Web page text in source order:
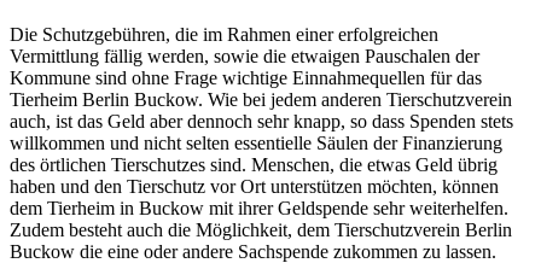
Die Schutzgebühren, die im Rahmen einer erfolgreichen
Vermittlung fällig werden, sowie die etwaigen Pauschalen der
Kommune sind ohne Frage wichtige Einnahmequellen für das
Tierheim Berlin Buckow. Wie bei jedem anderen Tierschutzverein
auch, ist das Geld aber dennoch sehr knapp, so dass Spenden stets
willkommen und nicht selten essentielle Säulen der Finanzierung
des örtlichen Tierschutzes sind. Menschen, die etwas Geld übrig
haben und den Tierschutz vor Ort unterstützen möchten, können
dem Tierheim in Buckow mit ihrer Geldspende sehr weiterhelfen.
Zudem besteht auch die Möglichkeit, dem Tierschutzverein Berlin
Buckow die eine oder andere Sachspende zukommen zu lassen.